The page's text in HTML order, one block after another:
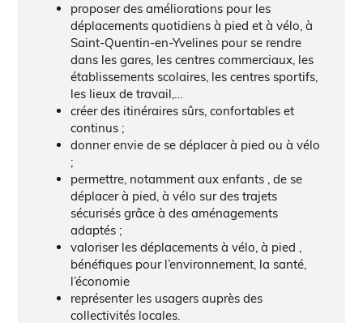
proposer des améliorations pour les
déplacements quotidiens à pied et à vélo, à
Saint-Quentin-en-Yvelines pour se rendre
dans les gares, les centres commerciaux, les
établissements scolaires, les centres sportifs,
les lieux de travail,…
créer des itinéraires sûrs, confortables et
continus ;
donner envie de se déplacer à pied ou à vélo
;
permettre, notamment aux enfants , de se
déplacer à pied, à vélo sur des trajets
sécurisés grâce à des aménagements
adaptés ;
valoriser les déplacements à vélo, à pied ,
bénéfiques pour l’environnement, la santé,
l’économie
représenter les usagers auprès des
collectivités locales.